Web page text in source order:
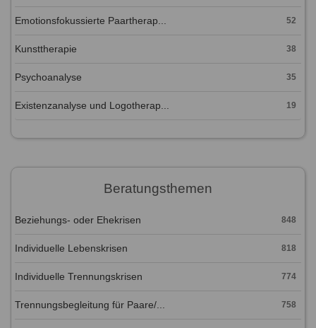
Emotionsfokussierte Paartherap... 52
Kunsttherapie 38
Psychoanalyse 35
Existenzanalyse und Logotherap... 19
Beratungsthemen
Beziehungs- oder Ehekrisen 848
Individuelle Lebenskrisen 818
Individuelle Trennungskrisen 774
Trennungsbegleitung für Paare/... 758